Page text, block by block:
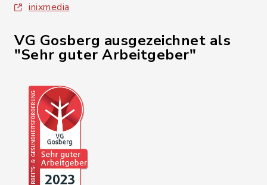
inixmedia
VG Gosberg ausgezeichnet als
"Sehr guter Arbeitgeber"